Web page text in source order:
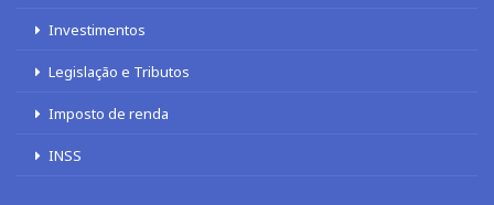
Investimentos
Legislação e Tributos
Imposto de renda
INSS